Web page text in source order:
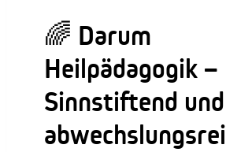
🌈 Darum
Heilpädagogik –
Sinnstiftend und